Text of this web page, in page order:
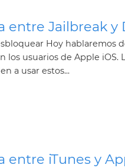
entre Jailbreak y
Hoy hablaremos
los usuarios de Apple iOS.
a usar estos...
entre iTunes y